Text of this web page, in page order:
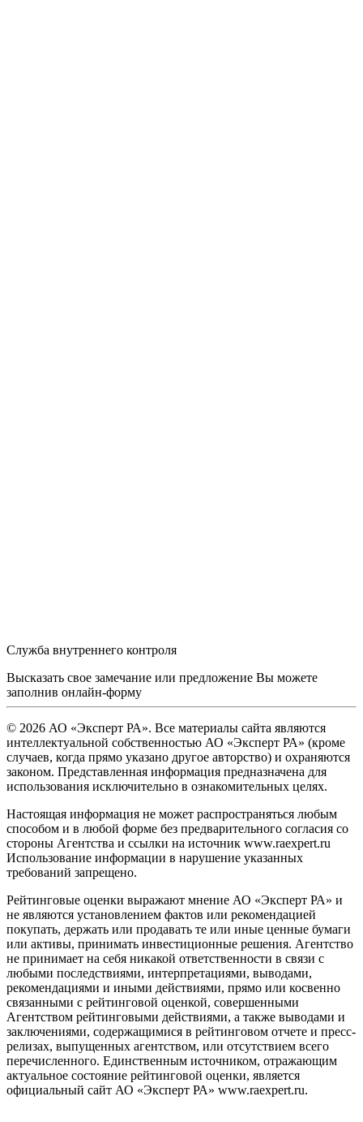
Служба внутреннего контроля
Высказать свое замечание или предложение Вы можете
заполнив онлайн-форму
© 2026 АО «Эксперт РА». Все материалы сайта являются
интеллектуальной собственностью АО «Эксперт РА» (кроме
случаев, когда прямо указано другое авторство) и охраняются
законом. Представленная информация предназначена для
использования исключительно в ознакомительных целях.
Настоящая информация не может распространяться любым
способом и в любой форме без предварительного согласия со
стороны Агентства и ссылки на источник www.raexpert.ru
Использование информации в нарушение указанных
требований запрещено.
Рейтинговые оценки выражают мнение АО «Эксперт РА» и
не являются установлением фактов или рекомендацией
покупать, держать или продавать те или иные ценные бумаги
или активы, принимать инвестиционные решения. Агентство
не принимает на себя никакой ответственности в связи с
любыми последствиями, интерпретациями, выводами,
рекомендациями и иными действиями, прямо или косвенно
связанными с рейтинговой оценкой, совершенными
Агентством рейтинговыми действиями, а также выводами и
заключениями, содержащимися в рейтинговом отчете и пресс-
релизах, выпущенных агентством, или отсутствием всего
перечисленного. Единственным источником, отражающим
актуальное состояние рейтинговой оценки, является
официальный сайт АО «Эксперт РА» www.raexpert.ru.